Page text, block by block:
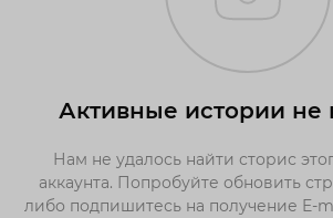
Активные истории не
Нам не удалось найти сторис
аккаунта. Попробуйте обновить
либо подпишитесь на получение E-